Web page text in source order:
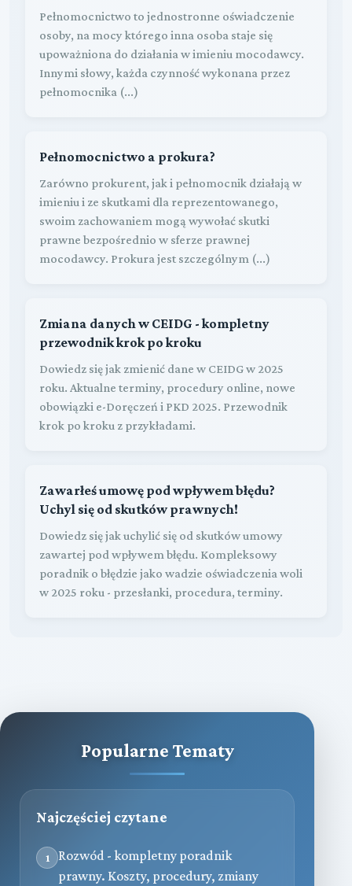
Pełnomocnictwo to jednostronne oświadczenie
osoby, na mocy którego inna osoba staje się
upoważniona do działania w imieniu mocodawcy.
Innymi słowy, każda czynność wykonana przez
pełnomocnika (...)
Pełnomocnictwo a prokura?
Zarówno prokurent, jak i pełnomocnik działają w
imieniu i ze skutkami dla reprezentowanego,
swoim zachowaniem mogą wywołać skutki
prawne bezpośrednio w sferze prawnej
mocodawcy. Prokura jest szczególnym (...)
Zmiana danych w CEIDG - kompletny
przewodnik krok po kroku
Dowiedz się jak zmienić dane w CEIDG w 2025
roku. Aktualne terminy, procedury online, nowe
obowiązki e-Doręczeń i PKD 2025. Przewodnik
krok po kroku z przykładami.
Zawarłeś umowę pod wpływem błędu?
Uchyl się od skutków prawnych!
Dowiedz się jak uchylić się od skutków umowy
zawartej pod wpływem błędu. Kompleksowy
poradnik o błędzie jako wadzie oświadczenia woli
w 2025 roku - przesłanki, procedura, terminy.
Popularne Tematy
Najczęściej czytane
1
Rozwód - kompletny poradnik
prawny. Koszty, procedury, zmiany